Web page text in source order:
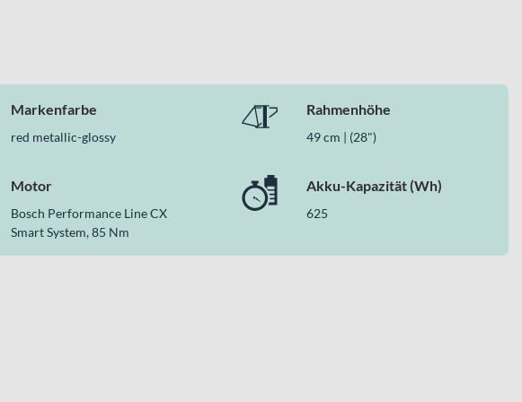
Federgabel, leistungsstarken Bosch Antrieb und hochwertige Komponenten zu
Alltag wie technisch zu deinen Ansprüchen – ob auf dem Weg zur Arbeit
Markenfarbe
red metallic-glossy
Rahmenhöhe
49 cm | (28")
Motor
Bosch Performance Line CX
Smart System, 85 Nm
Akku-Kapazität (Wh)
625